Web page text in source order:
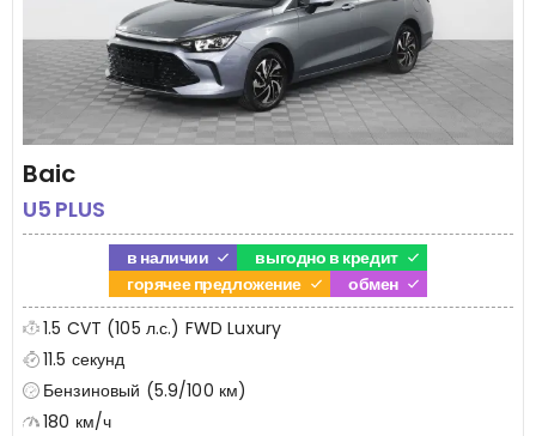
Baic
U5 PLUS
в наличии
выгодно в кредит
горячее предложение
обмен
1.5 CVT (105 л.с.) FWD Luxury
11.5 секунд
Бензиновый (5.9/100 км)
180 км/ч